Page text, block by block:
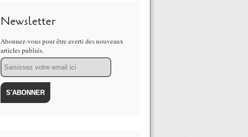
Newsletter
Abonnez-vous pour être averti des nouveaux
articles publiés.
Email